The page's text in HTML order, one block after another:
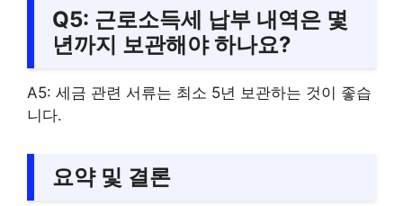
Q5: 근로소득세 납부 내역은 몇
년까지 보관해야 하나요?
A5: 세금 관련 서류는 최소 5년 보관하는 것이 좋습
니다.
요약 및 결론